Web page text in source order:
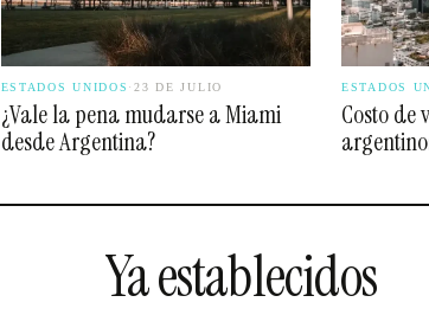
ESTADOS UNIDOS ·23 DE JULIO
¿Vale la pena mudarse a Miami
desde Argentina?
ESTADOS
Costo
Ya establecidos